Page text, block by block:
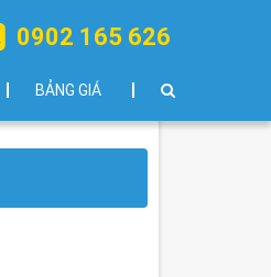
BẢNG GIÁ
0902 165 626